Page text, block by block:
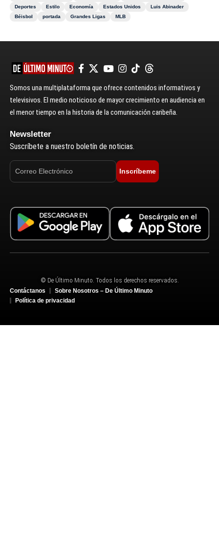
Deportes
Estilo Economía Estados Unidos
Luis Abinader
Béisbol
portada Grandes Ligas MLB
Somos una multiplataforma que ofrece contenidos informativos y
televisivos. El medio noticioso de mayor crecimiento en audiencia en
el menor tiempo en la historia de la comunicación caribeña.
Newsletter
Suscríbete a nuestro boletín de noticias.
Inscríbeme
© De Último Minuto. Todos los derechos reservados.
Contáctanos
Sobre Nosotros – De Último Minuto
Política de privacidad